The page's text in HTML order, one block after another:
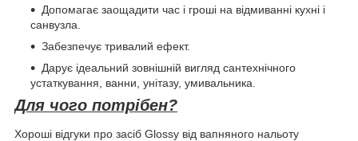
Допомагає заощадити час і гроші на відмиванні кухні і
санвузла.
Забезпечує тривалий ефект.
Дарує ідеальний зовнішній вигляд сантехнічного
устаткування, ванни, унітазу, умивальника.
Для чого потрібен?
Хороші відгуки про засіб Glossy від вапняного нальоту